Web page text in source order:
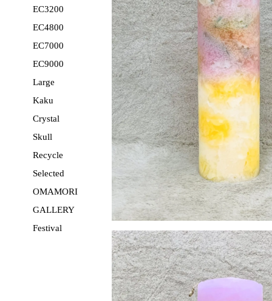
EC3200
EC4800
EC7000
EC9000
Large
Kaku
Crystal
Skull
Recycle
Selected
OMAMORI
GALLERY
Festival